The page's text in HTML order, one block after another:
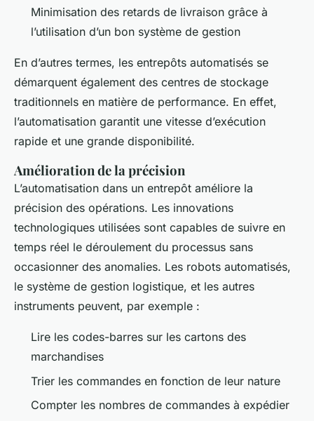
Minimisation des retards de livraison grâce à
l’utilisation d’un bon système de gestion
En d’autres termes, les entrepôts automatisés se
démarquent également des centres de stockage
traditionnels en matière de performance. En effet,
l’automatisation garantit une vitesse d’exécution
rapide et une grande disponibilité.
Amélioration de la précision
L’automatisation dans un entrepôt améliore la
précision des opérations. Les innovations
technologiques utilisées sont capables de suivre en
temps réel le déroulement du processus sans
occasionner des anomalies. Les robots automatisés,
le système de gestion logistique, et les autres
instruments peuvent, par exemple :
Lire les codes-barres sur les cartons des
marchandises
Trier les commandes en fonction de leur nature
Compter les nombres de commandes à expédier